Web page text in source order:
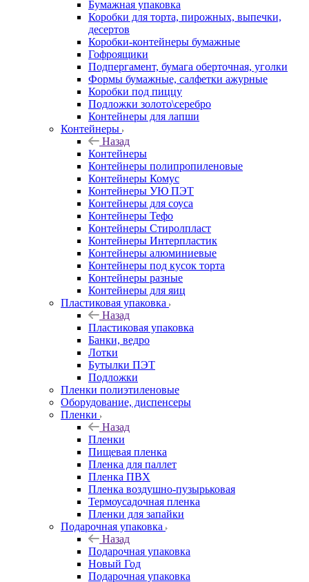
Бумажная упаковка
Коробки для торта, пирожных, выпечки,
десертов
Коробки-контейнеры бумажные
Гофроящики
Подпергамент, бумага оберточная, уголки
Формы бумажные, салфетки ажурные
Коробки под пиццу
Подложки золото\серебро
Контейнеры для лапши
Контейнеры
Назад
Контейнеры
Контейнеры полипропиленовые
Контейнеры Комус
Контейнеры УЮ ПЭТ
Контейнеры для соуса
Контейнеры Тефо
Контейнеры Стиролпласт
Контейнеры Интерпластик
Контейнеры алюминиевые
Контейнеры под кусок торта
Контейнеры разные
Контейнеры для яиц
Пластиковая упаковка
Назад
Пластиковая упаковка
Банки, ведро
Лотки
Бутылки ПЭТ
Подложки
Пленки полиэтиленовые
Оборудование, диспенсеры
Пленки
Назад
Пленки
Пищевая пленка
Пленка для паллет
Пленка ПВХ
Пленка воздушно-пузырьковая
Термоусадочная пленка
Пленки для запайки
Подарочная упаковка
Назад
Подарочная упаковка
Новый Год
Подарочная упаковка